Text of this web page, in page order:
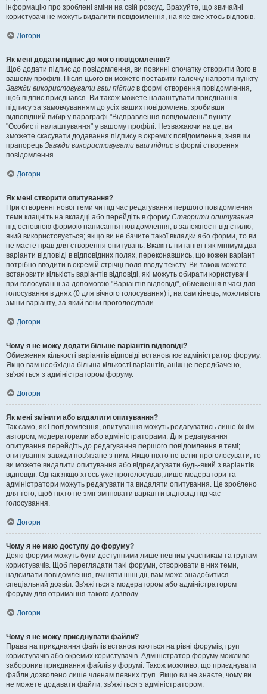
інформацію про зроблені зміни на свій розсуд. Врахуйте, що звичайні
користувачі не можуть видалити повідомлення, на яке вже хтось відповів.
Догори
Як мені додати підпис до мого повідомлення?
Щоб додати підпис до повідомлення, ви повинні спочатку створити його в
вашому профілі. Після цього ви можете поставити галочку напроти пункту
Завжди використовувати ваш підпис в формі створення повідомлення,
щоб підпис приєднався. Ви також можете налаштувати приєднання
підпису за замовчуванням до усіх ваших повідомлень, зробивши
відповідний вибір у параграфі "Відправлення повідомлень" пункту
"Особисті налаштування" у вашому профілі. Незважаючи на це, ви
зможете скасувати додавання підпису в окремих повідомлення, знявши
прапорець Завжди використовувати ваш підпис в формі створення
повідомлення.
Догори
Як мені створити опитування?
При створенні нової теми чи під час редагування першого повідомлення
теми клацніть на вкладці або перейдіть в форму Створити опитування
під основною формою написання повідомлення, в залежності від стилю,
який використовується; якщо ви не бачите такої вкладки або форми, то ви
не маєте прав для створення опитувань. Вкажіть питання і як мінімум два
варіанти відповіді в відповідних полях, переконавшись, що кожен варіант
потрібно вводити в окремій стрічці поля вводу тексту. Ви також можете
встановити кількість варіантів відповіді, які можуть обирати користувачі
при голосуванні за допомогою "Варіантів відповіді", обмеження в часі для
голосування в днях (0 для вічного голосування) і, на сам кінець, можливість
зміни варіанту, за який вони проголосували.
Догори
Чому я не можу додати більше варіантів відповіді?
Обмеження кількості варіантів відповіді встановлює адміністратор форуму.
Якщо вам необхідна більша кількості варіантів, аніж це передбачено,
зв'яжіться з адміністратором форуму.
Догори
Як мені змінити або видалити опитування?
Так само, як і повідомлення, опитування можуть редагуватись лише їхнім
автором, модераторами або адміністраторами. Для редагування
опитування перейдіть до редагування першого повідомлення в темі;
опитування завжди пов'язане з ним. Якщо ніхто не встиг проголосувати, то
ви можете видалити опитування або відредагувати будь-який з варіантів
відповіді. Однак якщо хтось уже проголосував, лише модератори та
адміністратори можуть редагувати та видаляти опитування. Це зроблено
для того, щоб ніхто не зміг змінювати варіанти відповіді під час
голосування.
Догори
Чому я не маю доступу до форуму?
Деякі форуми можуть бути доступними лише певним учасникам та групам
користувачів. Щоб переглядати такі форуми, створювати в них теми,
надсилати повідомлення, вчиняти інші дії, вам може знадобитися
спеціальний дозвіл. Зв'яжіться з модератором або адміністратором
форуму для отримання такого дозволу.
Догори
Чому я не можу приєднувати файли?
Права на приєднання файлів встановлюються на рівні форумів, груп
користувачів або окремих користувачів. Адміністратор форуму можливо
заборонив приєднання файлів у форумі. Також можливо, що приєднувати
файли дозволено лише членам певних груп. Якщо ви не знаєте, чому ви
не можете додавати файли, зв'яжіться з адміністратором.